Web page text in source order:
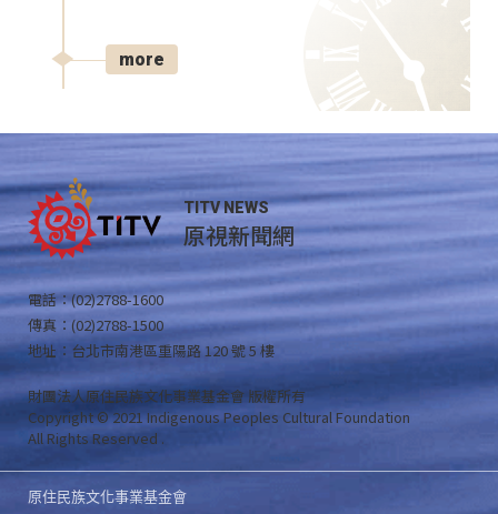
more
TITV NEWS
原視新聞網
電話：(02)2788-1600
傳真：(02)2788-1500
地址：台北市南港區重陽路 120 號 5 樓
財團法人原住民族文化事業基金會 版權所有
Copyright © 2021 Indigenous Peoples Cultural Foundation
All Rights Reserved .
原住民族文化事業基金會